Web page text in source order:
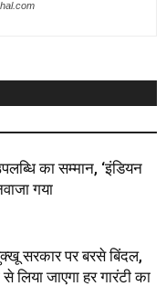
का सम्मान, ‘इंडियन
गया
सरकार पर बरसे बिंदल,
लिया जाएगा हर गारंटी का